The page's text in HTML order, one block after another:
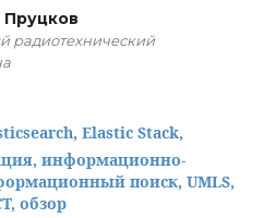
радиотехнический
Elastic Stack,
информационно-
поиск, UMLS,
обзор